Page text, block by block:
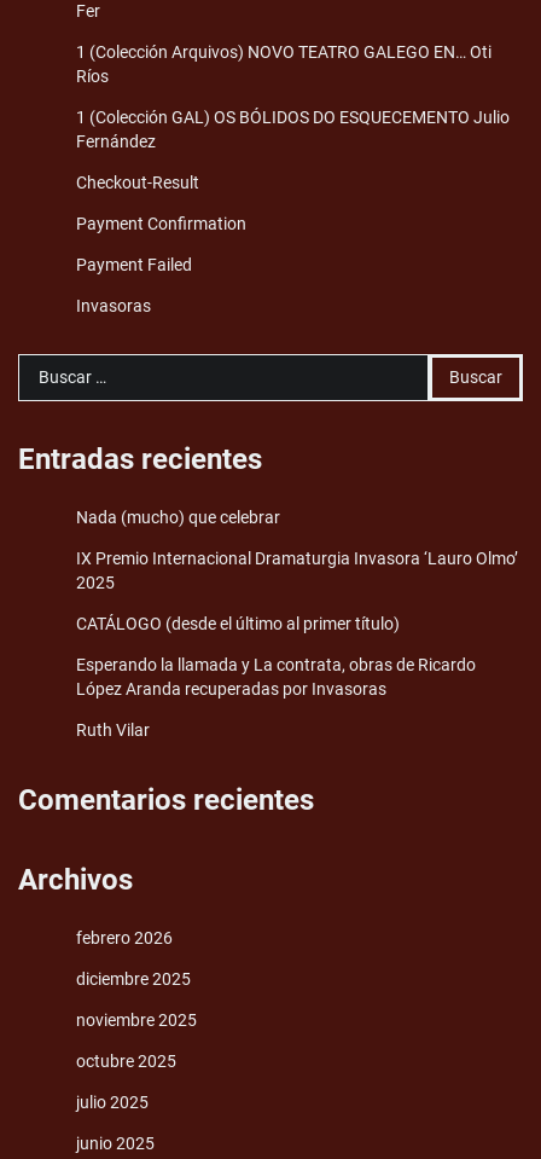
Fer
1 (Colección Arquivos) NOVO TEATRO GALEGO EN… Oti
Ríos
1 (Colección GAL) OS BÓLIDOS DO ESQUECEMENTO Julio
Fernández
Checkout-Result
Payment Confirmation
Payment Failed
Invasoras
Buscar:
Entradas recientes
Nada (mucho) que celebrar
IX Premio Internacional Dramaturgia Invasora ‘Lauro Olmo’
2025
CATÁLOGO (desde el último al primer título)
Esperando la llamada y La contrata, obras de Ricardo
López Aranda recuperadas por Invasoras
Ruth Vilar
Comentarios recientes
Archivos
febrero 2026
diciembre 2025
noviembre 2025
octubre 2025
julio 2025
junio 2025